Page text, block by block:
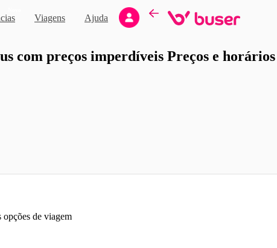
Viagens Ajuda
com preços imperdíveis Preços e
opções de viagem